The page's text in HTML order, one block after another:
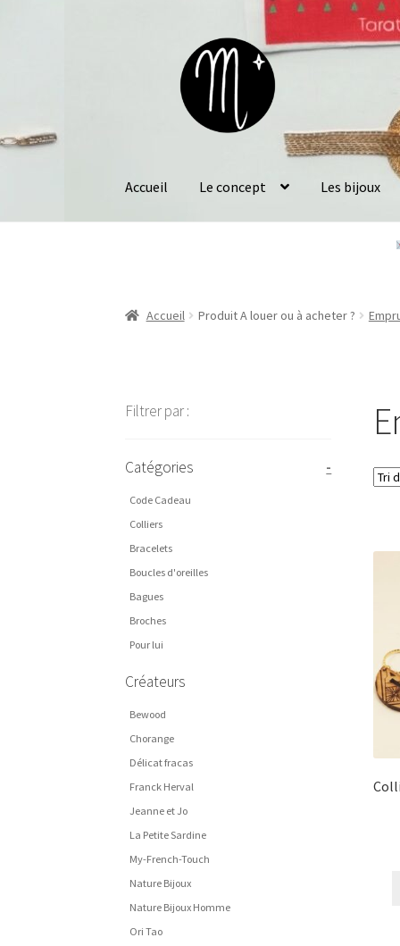
navigation
Accueil Le concept Les bijoux
Accueil Produit A louer ou à acheter ?
Filtrer par :
Catégories -
Code Cadeau
Colliers
Bracelets
Boucles d'oreilles
Bagues
Broches
Pour lui
Créateurs
Bewood
Chorange
Délicat fracas
Franck Herval
Jeanne et Jo
La Petite Sardine
My-French-Touch
Nature Bijoux
Nature Bijoux Homme
Ori Tao